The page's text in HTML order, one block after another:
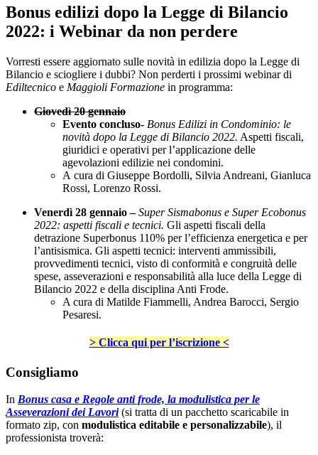
Bonus edilizi dopo la Legge di Bilancio
2022: i Webinar da non perdere
Vorresti essere aggiornato sulle novità in edilizia dopo la Legge di
Bilancio e sciogliere i dubbi? Non perderti i prossimi webinar di
Ediltecnico e Maggioli Formazione in programma:
Giovedì 20 gennaio
Evento concluso- Bonus Edilizi in Condominio: le
novità dopo la Legge di Bilancio 2022. Aspetti fiscali,
giuridici e operativi per l’applicazione delle
agevolazioni edilizie nei condomini.
A cura di Giuseppe Bordolli, Silvia Andreani, Gianluca
Rossi, Lorenzo Rossi.
Venerdì 28 gennaio –Super Sismabonus e Super Ecobonus
2022: aspetti fiscali e tecnici. Gli aspetti fiscali della
detrazione Superbonus 110% per l’efficienza energetica e per
l’antisismica. Gli aspetti tecnici: interventi ammissibili,
provvedimenti tecnici, visto di conformità e congruità delle
spese, asseverazioni e responsabilità alla luce della Legge di
Bilancio 2022 e della disciplina Anti Frode.
A cura di Matilde Fiammelli, Andrea Barocci, Sergio
Pesaresi.
> Clicca qui per l’iscrizione <
Consigliamo
In Bonus casa e Regole anti frode, la modulistica per le
Asseverazioni dei Lavori(si tratta di un pacchetto scaricabile in
formato zip, con modulistica editabile e personalizzabile), il
professionista troverà: